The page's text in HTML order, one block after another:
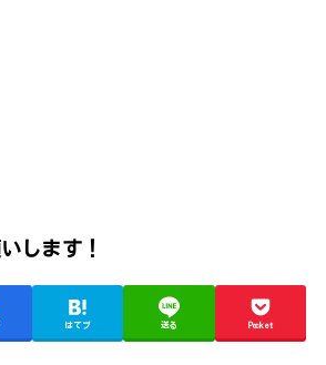
します！
はてブ 送る Pocket